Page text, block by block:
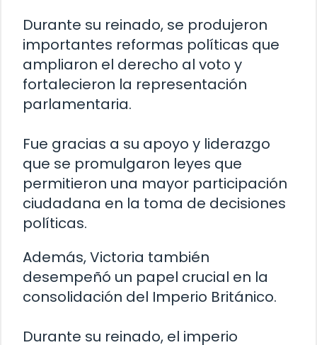
Durante su reinado, se produjeron
importantes reformas políticas que
ampliaron el derecho al voto y
fortalecieron la representación
parlamentaria.
Fue gracias a su apoyo y liderazgo
que se promulgaron leyes que
permitieron una mayor participación
ciudadana en la toma de decisiones
políticas.
Además, Victoria también
desempeñó un papel crucial en la
consolidación del Imperio Británico.
Durante su reinado, el imperio